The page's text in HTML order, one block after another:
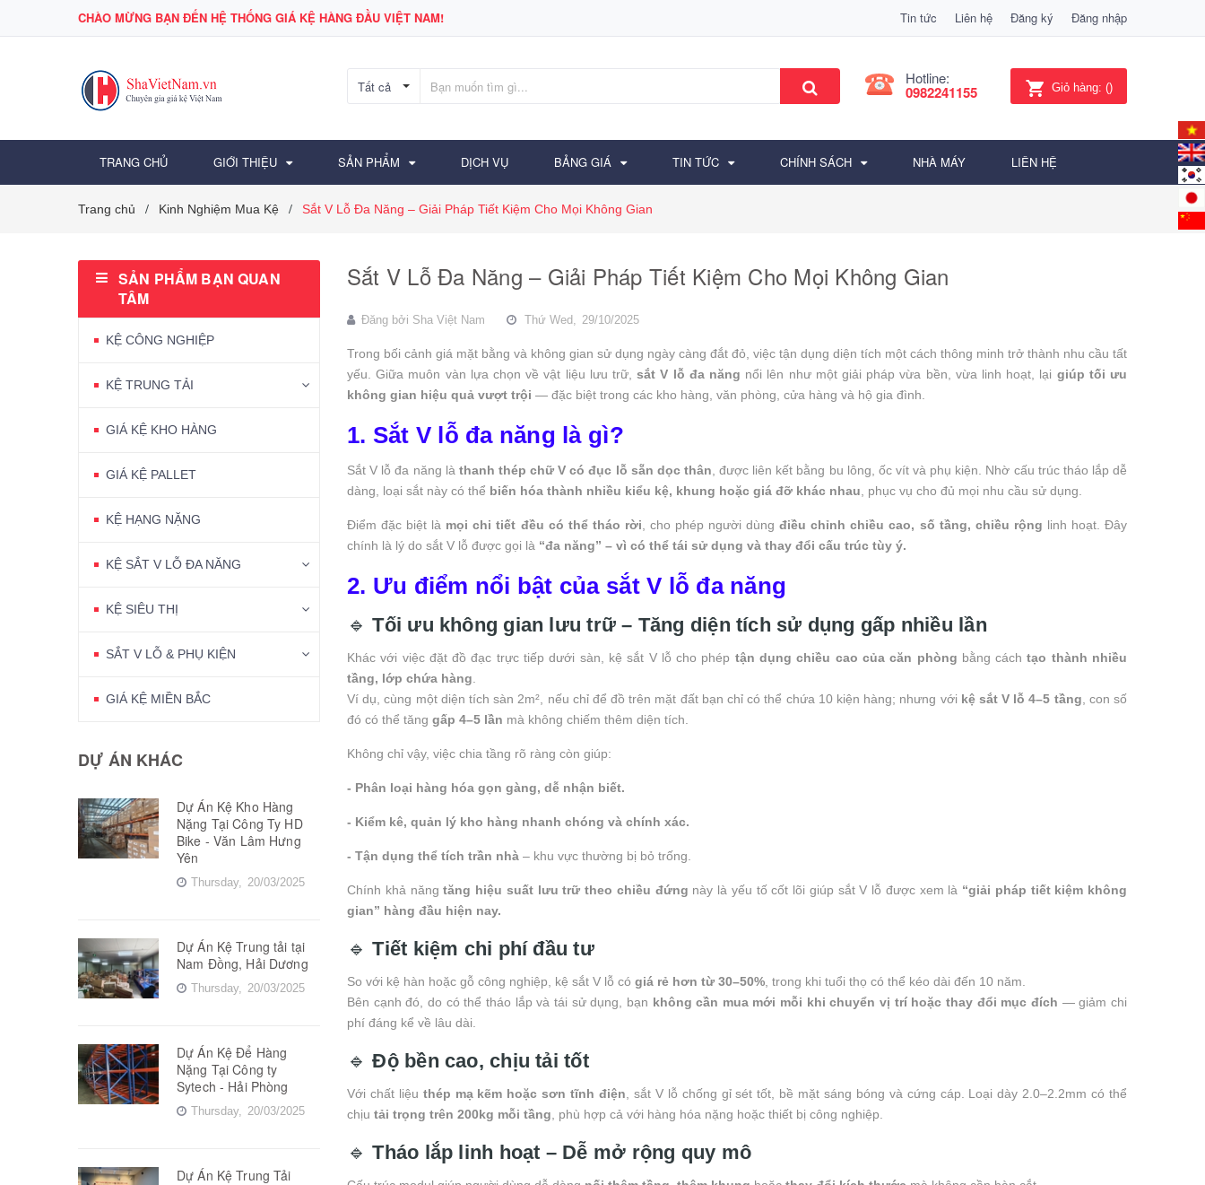
CHÀO MỪNG BẠN ĐẾN HỆ THỐNG GIÁ KỆ HÀNG ĐẦU VIỆT NAM! Tin tức Liên hệ Đăng ký Đăng nhập
Tất cả Hotline:
0982241155 Giỏ hàng: ()
TRANG CHỦ GIỚI THIỆU SẢN PHẨM DỊCH VỤ BẢNG GIÁ TIN TỨC CHÍNH SÁCH NHÀ MÁY LIÊN HỆ
Trang chủ / Kinh Nghiệm Mua Kệ / Sắt V Lỗ Đa Năng – Giải Pháp Tiết Kiệm Cho Mọi Không Gian
Sắt V Lỗ Đa Năng – Giải Pháp Tiết Kiệm Cho Mọi Không Gian
Đăng bởi Sha Việt Nam Thứ Wed, 29/10/2025
Trong bối cảnh giá mặt bằng và không gian sử dụng ngày càng đắt đỏ, việc tận dụng diện tích một cách thông minh trở thành nhu cầu tất
yếu. Giữa muôn vàn lựa chọn về vật liệu lưu trữ,sắt V lỗ đa năng nổi lên như một giải pháp vừa bền, vừa linh hoạt, lại giúp tối ưu
không gian hiệu quả vượt trội — đặc biệt trong các kho hàng, văn phòng, cửa hàng và hộ gia đình.
1. Sắt V lỗ đa năng là gì?
Sắt V lỗ đa năng là thanh thép chữ V có đục lỗ sẵn dọc thân , được liên kết bằng bu lông, ốc vít và phụ kiện. Nhờ cấu trúc tháo lắp dễ
dàng, loại sắt này có thể biến hóa thành nhiều kiểu kệ, khung hoặc giá đỡ khác nhau , phục vụ cho đủ mọi nhu cầu sử dụng.
Điểm đặc biệt là mọi chi tiết đều có thể tháo rời , cho phép người dùngđiều chỉnh chiều cao, số tầng, chiều rộng linh hoạt. Đây
chính là lý do sắt V lỗ được gọi là “đa năng” – vì có thể tái sử dụng và thay đổi cấu trúc tùy ý.
2. Ưu điểm nổi bật của sắt V lỗ đa năng
🔹Tối ưu không gian lưu trữ – Tăng diện tích sử dụng gấp nhiều lần
Khác với việc đặt đồ đạc trực tiếp dưới sàn, kệ sắt V lỗ cho phép tận dụng chiều cao của căn phòng bằng cáchtạo thành nhiều
tầng, lớp chứa hàng
Ví dụ, cùng một diện tích sàn 2m², nếu chỉ để đồ trên mặt đất bạn chỉ có thể chứa 10 kiện hàng; nhưng với kệ sắt V lỗ 4–5 tầng , con số
đó có thể tăng gấp 4–5 lần mà không chiếm thêm diện tích.
Không chỉ vậy, việc chia tầng rõ ràng còn giúp:
- Phân loại hàng hóa gọn gàng, dễ nhận biết.
- Kiểm kê, quản lý kho hàng nhanh chóng và chính xác.
- Tận dụng thể tích trần nhà – khu vực thường bị bỏ trống.
Chính khả năngtăng hiệu suất lưu trữ theo chiều đứng này là yếu tố cốt lõi giúp sắt V lỗ được xem là “giải pháp tiết kiệm không
gian” hàng đầu hiện nay.
🔹Tiết kiệm chi phí đầu tư
So với kệ hàn hoặc gỗ công nghiệp, kệ sắt V lỗ có giá rẻ hơn từ 30–50% , trong khi tuổi thọ có thể kéo dài đến 10 năm.
Bên cạnh đó, do có thể tháo lắp và tái sử dụng, bạn không cần mua mới mỗi khi chuyển vị trí hoặc thay đổi mục đích — giảm chi
phí đáng kể về lâu dài.
🔹Độ bền cao, chịu tải tốt
Với chất liệu thép mạ kẽm hoặc sơn tĩnh điện , sắt V lỗ chống gỉ sét tốt, bề mặt sáng bóng và cứng cáp. Loại dày 2.0–2.2mm có thể
chịu tải trọng trên 200kg mỗi tầng , phù hợp cả với hàng hóa nặng hoặc thiết bị công nghiệp.
🔹Tháo lắp linh hoạt – Dễ mở rộng quy mô
SẢN PHẨM BẠN QUAN
TÂM
KỆ CÔNG NGHIỆP
KỆ TRUNG TẢI
GIÁ KỆ KHO HÀNG
GIÁ KỆ PALLET
KỆ HẠNG NẶNG
KỆ SẮT V LỖ ĐA NĂNG
KỆ SIÊU THỊ
SẮT V LỖ & PHỤ KIỆN
GIÁ KỆ MIỀN BẮC
DỰ ÁN KHÁC
Dự Án Kệ Kho Hàng
Nặng Tại Công Ty HD
Bike - Văn Lâm Hưng
Yên
Thursday, 20/03/2025
Dự Án Kệ Trung tải tại
Nam Đồng, Hải Dương
Thursday, 20/03/2025
Dự Án Kệ Để Hàng
Nặng Tại Công ty
Sytech - Hải Phòng
Thursday, 20/03/2025
Dự Án Kệ Trung Tải